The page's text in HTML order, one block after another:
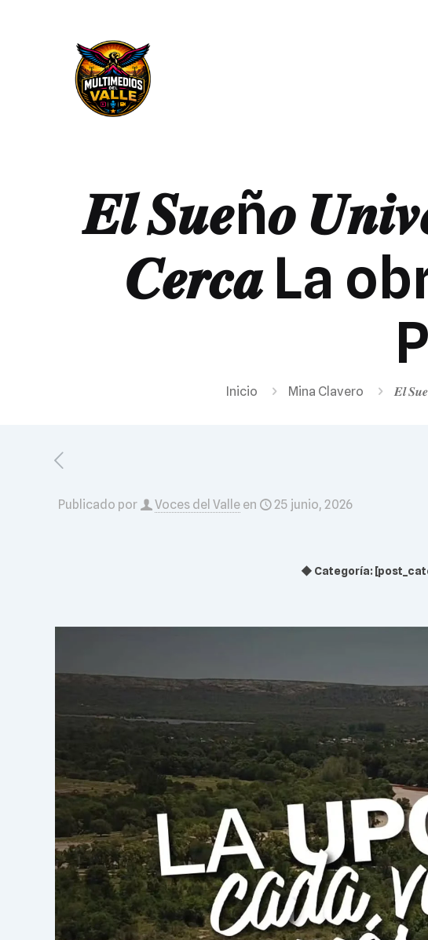
𝑬𝒍 𝑺𝒖𝒆ñ𝒐
𝑪𝒆𝒓𝒄𝒂 La
Inicio Mina Clavero 𝑬𝒍
Publicado por Voces del Valle en 25 junio, 2026
◆ Categoría: